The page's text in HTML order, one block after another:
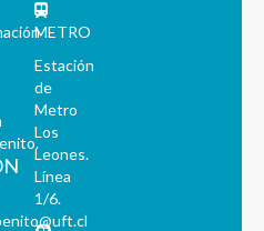
METRO
Estación
de
Metro
Los
Leones.
Línea
1/6.